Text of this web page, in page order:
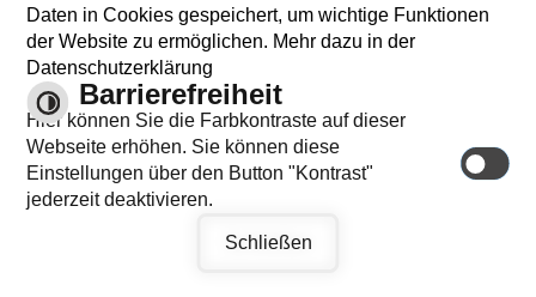
Daten in Cookies gespeichert, um wichtige Funktionen
der Website zu ermöglichen. Mehr dazu in der
Datenschutzerklärung
Barrierefreiheit
Hier können Sie die Farbkontraste auf dieser
Webseite erhöhen. Sie können diese
Einstellungen über den Button "Kontrast"
jederzeit deaktivieren.
Schließen